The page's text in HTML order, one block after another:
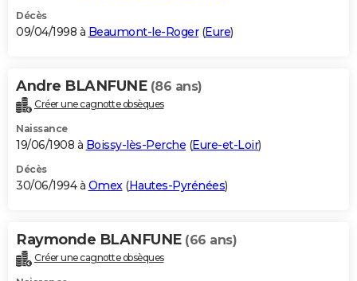
Décès
09/04/1998 à Beaumont-le-Roger(Eure)
Andre BLANFUNE (86 ans)
Créer une cagnotte obsèques
Naissance
19/06/1908 à Boissy-lès-Perche (Eure-et-Loir)
Décès
30/06/1994 à Omex(Hautes-Pyrénées)
Raymonde BLANFUNE (66 ans)
Créer une cagnotte obsèques